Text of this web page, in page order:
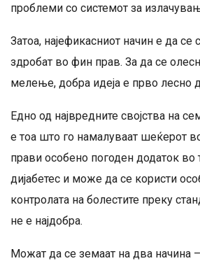
проблеми со системот за
Затоа, најефикасниот начин е да се
здробат во фин прав. За да се
мелење, добра идеја е прво лесно
Едно од највредните својства на
е тоа што го намалуваат шеќерот
прави особено погоден додаток во
дијабетес и може да се користи
контролата на болестите преку
не е најдобра.
Можат да се земаат на два начина